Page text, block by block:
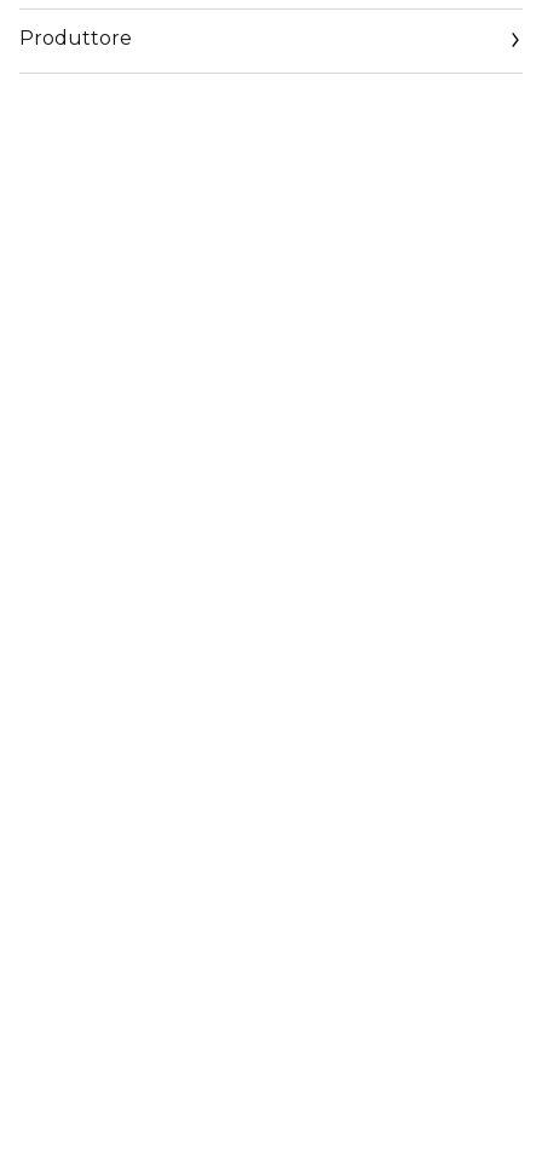
irresistibile. L'acido ialuronico dona una piacevole
sensazione di idratazione, mentre la texture in gel regala
Produttore